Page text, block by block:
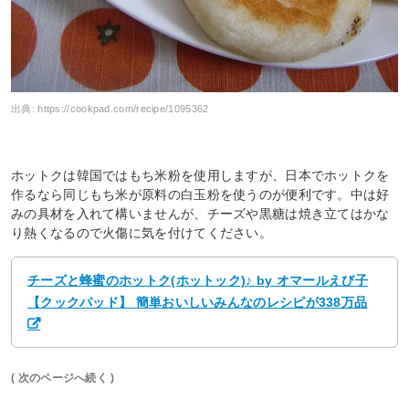
出典: https://cookpad.com/recipe/1095362
ホットクは韓国ではもち米粉を使用しますが、日本でホットクを
作るなら同じもち米が原料の白玉粉を使うのが便利です。中は好
みの具材を入れて構いませんが、チーズや黒糖は焼き立てはかな
り熱くなるので火傷に気を付けてください。
チーズと蜂蜜のホットク(ホットック)♪ by オマールえび子
【クックパッド】 簡単おいしいみんなのレシピが338万品
( 次のページへ続く )